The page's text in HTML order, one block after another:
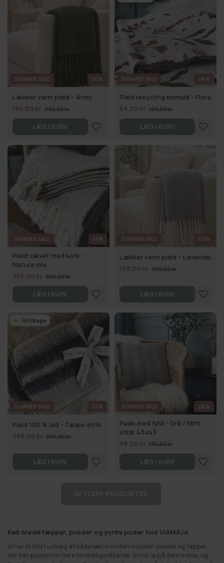
SUMMER SALE 50%
Lækker varm plaid – Army
199,00 kr 399,00 kr
LÆG I KURV
SUMMER SALE 46%
Plaid recycling bomuld - Flora
69,00 kr 129,00 kr
LÆG I KURV
SUMMER SALE 41%
Plaid vævet med kork –
Nature mix
359,00 kr 609,00 kr
LÆG I KURV
SUMMER SALE 50%
Lækker varm plaid – Lavendel
199,00 kr 399,00 kr
LÆG I KURV
Få tilbage
SUMMER SALE 32%
Plaid 100 % uld - Taupe strib
269,00 kr 399,00 kr
LÆG I KURV
SUMMER SALE 26%
Pude med fyld - Grå / Mint
strib 43x43
99,00 kr 135,00 kr
LÆG I KURV
Køb bløde tæpper, plaider og pynte puder hos VIAMAJA
Vi har et stort udvalg af både lækre moderne puder, plaider og tæpper,
der kan passe ind i flere forskellige stilarter. Scroll op på denne side, og